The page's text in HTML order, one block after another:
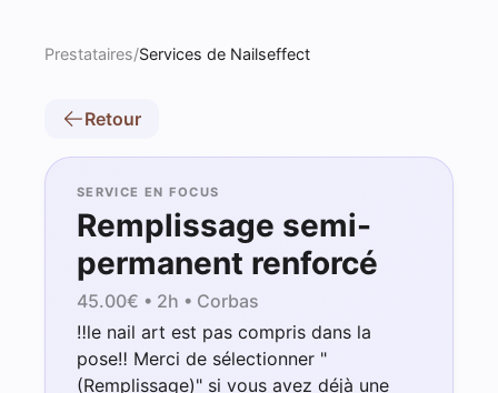
Prestataires/Services de Nailseffect
Retour
SERVICE EN FOCUS
Remplissage semi-
permanent renforcé
45.00€ • 2h • Corbas
‼️le nail art est pas compris dans la
pose‼️ Merci de sélectionner "
(Remplissage)" si vous avez déjà une